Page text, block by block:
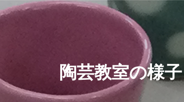
陶芸教室の様子